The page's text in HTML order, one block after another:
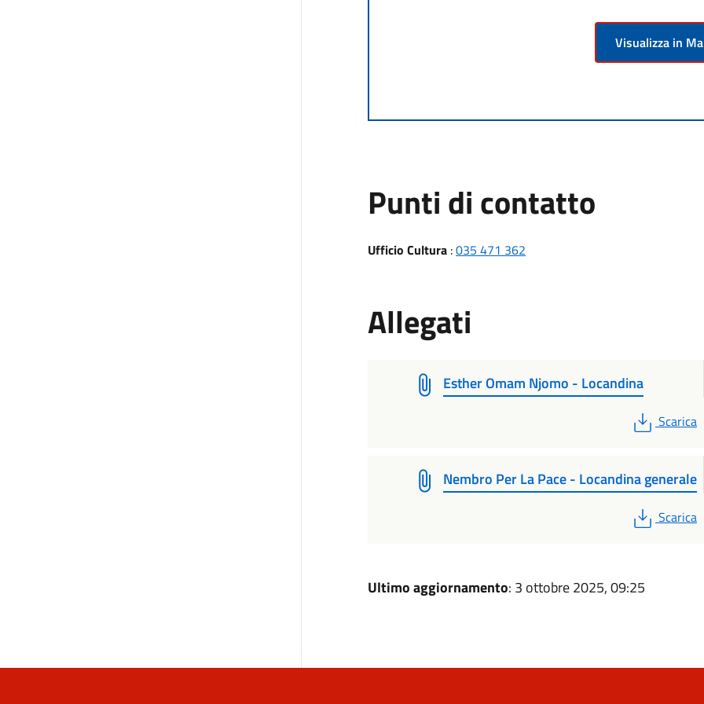
Visualizza in
Punti di contatto
Ufficio Cultura:035 471 362
Allegati
Esther Omam Njomo - Locandina
PDF
Scarica
Nembro Per La Pace - Locandina generale
PDF
Scarica
Ultimo aggiornamento: 3 ottobre 2025, 09:25